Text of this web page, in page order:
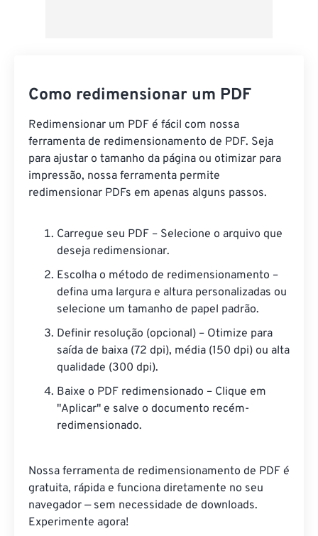
Como redimensionar um PDF
Redimensionar um PDF é fácil com nossa
ferramenta de redimensionamento de PDF. Seja
para ajustar o tamanho da página ou otimizar para
impressão, nossa ferramenta permite
redimensionar PDFs em apenas alguns passos.
Carregue seu PDF – Selecione o arquivo que
deseja redimensionar.
Escolha o método de redimensionamento –
defina uma largura e altura personalizadas ou
selecione um tamanho de papel padrão.
Definir resolução (opcional) – Otimize para
saída de baixa (72 dpi), média (150 dpi) ou alta
qualidade (300 dpi).
Baixe o PDF redimensionado – Clique em
"Aplicar" e salve o documento recém-
redimensionado.
Nossa ferramenta de redimensionamento de PDF é
gratuita, rápida e funciona diretamente no seu
navegador — sem necessidade de downloads.
Experimente agora!